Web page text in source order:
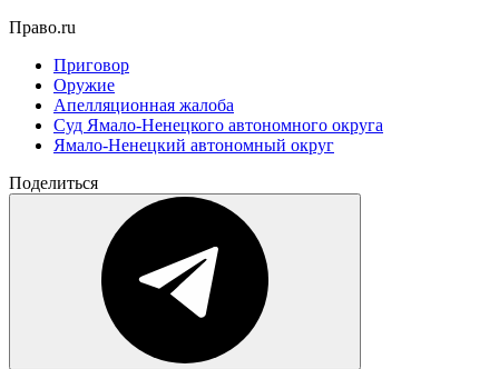
Право.ru
Приговор
Оружие
Апелляционная жалоба
Суд Ямало-Ненецкого автономного округа
Ямало-Ненецкий автономный округ
Поделиться